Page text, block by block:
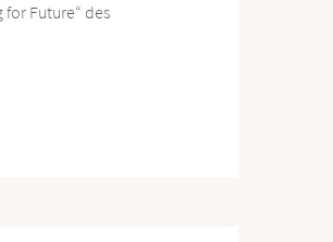
Future“ des